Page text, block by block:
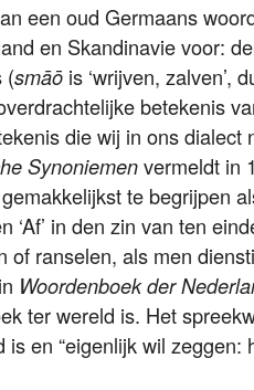
een oud Germaans woord
en Skandinavie voor:
(smāō is ‘wrijven, zalven’,
betekenis
die wij in ons dialect
Synoniemen vermeldt in
te begrijpen
in den zin van ten
of ranselen, als men
Woordenboek der
ter wereld is. Het
en “eigenlijk wil zeggen: